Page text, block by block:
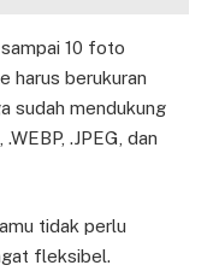
10 foto
harus berukuran
sudah mendukung
.JPEG, dan
tidak perlu
fleksibel.